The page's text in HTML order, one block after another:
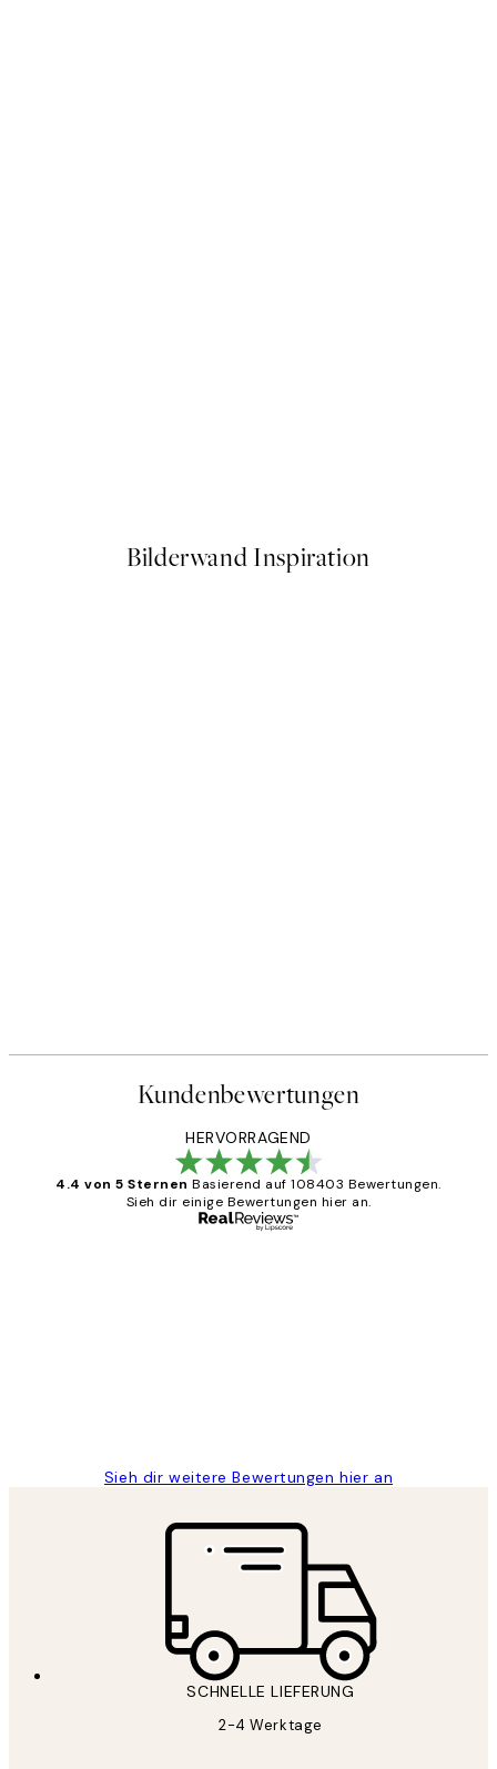
Bilderwand Inspiration
Kundenbewertungen
HERVORRAGEND
4.4 von 5 Sternen Basierend auf 108403 Bewertungen.
Sieh dir einige Bewertungen hier an.
Sieh dir weitere Bewertungen hier an
SCHNELLE LIEFERUNG
2-4 Werktage